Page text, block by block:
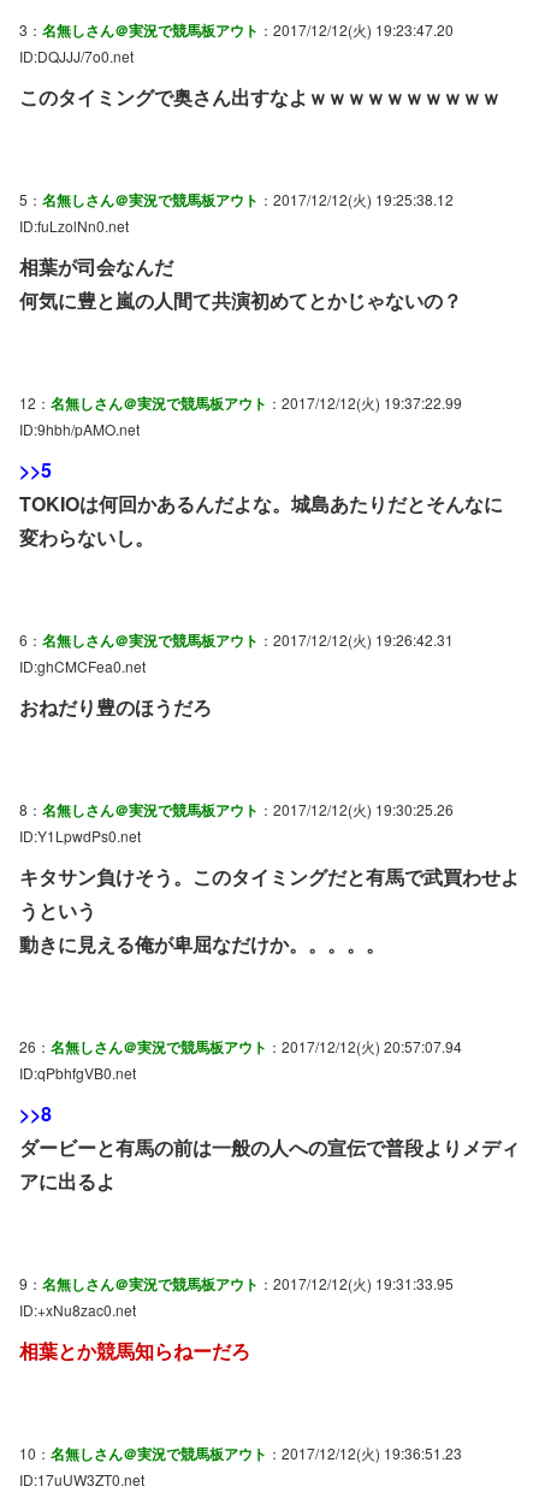
3： 名無しさん＠実況で競馬板アウト ：2017/12/12(火) 19:23:47.20
ID:DQJJJ/7o0.net
このタイミングで奥さん出すなよｗｗｗｗｗｗｗｗｗｗ
5： 名無しさん＠実況で競馬板アウト ：2017/12/12(火) 19:25:38.12
ID:fuLzolNn0.net
相葉が司会なんだ
何気に豊と嵐の人間て共演初めてとかじゃないの？
12： 名無しさん＠実況で競馬板アウト ：2017/12/12(火) 19:37:22.99
ID:9hbh/pAMO.net
>>5
TOKIOは何回かあるんだよな。城島あたりだとそんなに
変わらないし。
6： 名無しさん＠実況で競馬板アウト ：2017/12/12(火) 19:26:42.31
ID:ghCMCFea0.net
おねだり豊のほうだろ
8： 名無しさん＠実況で競馬板アウト ：2017/12/12(火) 19:30:25.26
ID:Y1LpwdPs0.net
キタサン負けそう。このタイミングだと有馬で武買わせよ
うという
動きに見える俺が卑屈なだけか。。。。。
26： 名無しさん＠実況で競馬板アウト ：2017/12/12(火) 20:57:07.94
ID:qPbhfgVB0.net
>>8
ダービーと有馬の前は一般の人への宣伝で普段よりメディ
アに出るよ
9： 名無しさん＠実況で競馬板アウト ：2017/12/12(火) 19:31:33.95
ID:+xNu8zac0.net
相葉とか競馬知らねーだろ
10： 名無しさん＠実況で競馬板アウト ：2017/12/12(火) 19:36:51.23
ID:17uUW3ZT0.net